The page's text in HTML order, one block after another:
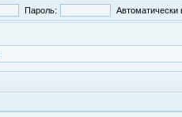
Пароль: Автоматически